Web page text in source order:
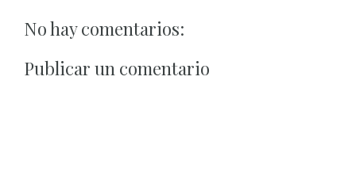
No hay comentarios:
Publicar un comentario